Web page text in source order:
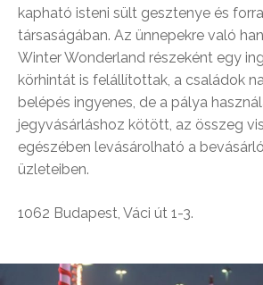
kapható isteni sült gesztenye és
társaságában. Az ünnepekre való
Winter Wonderland részeként egy
körhintát is felállítottak, a családok
belépés ingyenes, de a pálya
jegyvásárláshoz kötött, az összeg
egészében levásárolható a
üzleteiben.
1062 Budapest, Váci út 1-3.